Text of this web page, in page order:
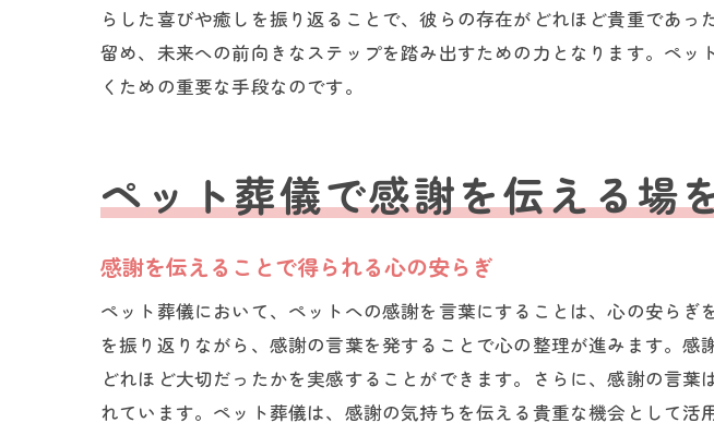
感謝のメッセージ
ペット葬儀前の感
感謝の気持ちを整
感謝と別れを皆で
感謝のメッセージ
ペット葬儀での感
らした喜びや癒しを振り返ることで、彼らの存在がどれほど貴重であ
留め、未来への前向きなステップを踏み出すための力となります。ペ
くための重要な手段なのです。
ペット葬儀で感謝を伝える場
感謝を伝えることで得られる心の安らぎ
ペット葬儀において、ペットへの感謝を言葉にすることは、心の安ら
を振り返りながら、感謝の言葉を発することで心の整理が進みます。
どれほど大切だったかを実感することができます。さらに、感謝の言
れています。ペット葬儀は、感謝の気持ちを伝える貴重な機会として活